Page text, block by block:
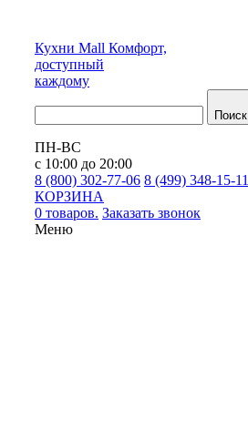
Кухни Mall Комфорт,
доступный
каждому
Поиск
ПН-ВС
с 10:00 до 20:00
8 (800) 302-77-06 8 (499) 348-15-11
КОРЗИНА
0 товаров. Заказать звонок
Меню